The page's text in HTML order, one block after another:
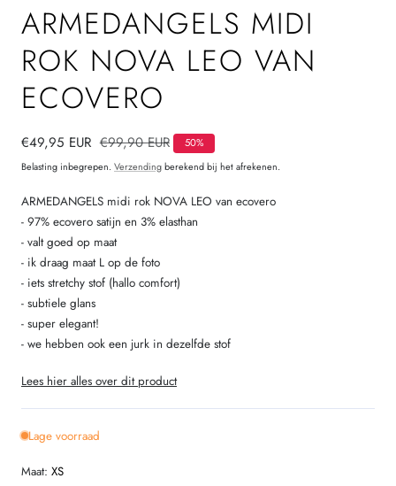
ARMEDANGELS MIDI
ROK NOVA LEO VAN
ECOVERO
Verkoopprijs
€49,95 EUR Normale
prijs
€99,90 EUR
50%
Belasting inbegrepen. Verzendingberekend bij het afrekenen.
ARMEDANGELS midi rok NOVA LEO van ecovero
- 97% ecovero satijn en 3% elasthan
- valt goed op maat
- ik draag maat L op de foto
- iets stretchy stof (hallo comfort)
- subtiele glans
- super elegant!
- we hebben ook een jurk in dezelfde stof
Lees hier alles over dit product
Lage voorraad
Maat: XS